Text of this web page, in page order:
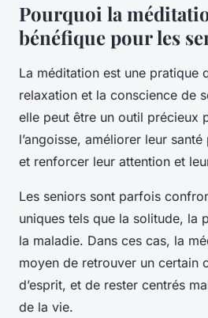
Pourquoi la
bénéfique pour les
La méditation est une pratique
relaxation et la conscience de
elle peut être un outil précieux
l’angoisse, améliorer leur
et renforcer leur attention et
Les seniors sont parfois
uniques tels que la solitude, la
la maladie. Dans ces cas, la
moyen de retrouver un certain
d’esprit, et de rester centrés
de la vie.